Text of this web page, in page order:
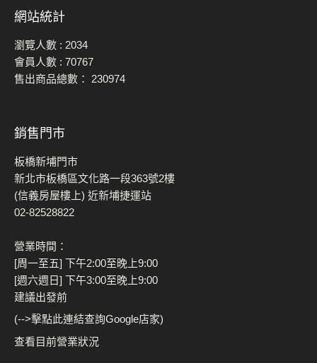
網站統計
瀏覽人數 : 2034
會員人數 : 70767
售出商品總數： 230974
銷售門市
板橋新埔門市
新北市板橋區文化路一段363號2樓
(信義房屋樓上) 近新埔捷運站
02-82528822
營業時間：
[周一至五] 下午2:00至晚上9:00
[週六週日] 下午3:00至晚上9:00
建議出發前
(-->擊點此連結查詢Google店家)
查看目前營業狀況